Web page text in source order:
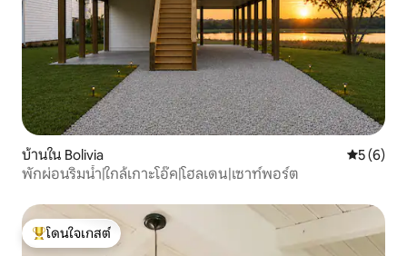
บ้านใน Bolivia คะแนนเฉ
5 (6)
พักผ่อนริมน้ำ|ใกล้เกาะโอ๊ค|โฮลเดน|เซาท์พอร์ต
โดนใจเกสต์ที่สุด
โดนใจเกสต์